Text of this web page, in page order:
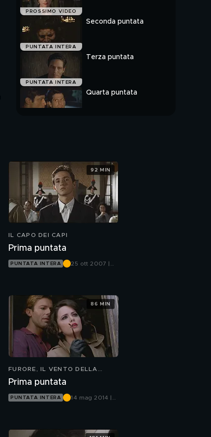
PROSSIMO VIDEO
PUNTATA INTERA
Seconda puntata
PUNTATA INTERA
Terza puntata
Quarta puntata
IL CAPO DEI CAPI
Prima puntata
PUNTATA INTERA
25 ott 2007 |
92 MIN
FURORE, IL VENTO DELLA
Prima puntata
PUNTATA INTERA
14 mag 2014 |
86 MIN